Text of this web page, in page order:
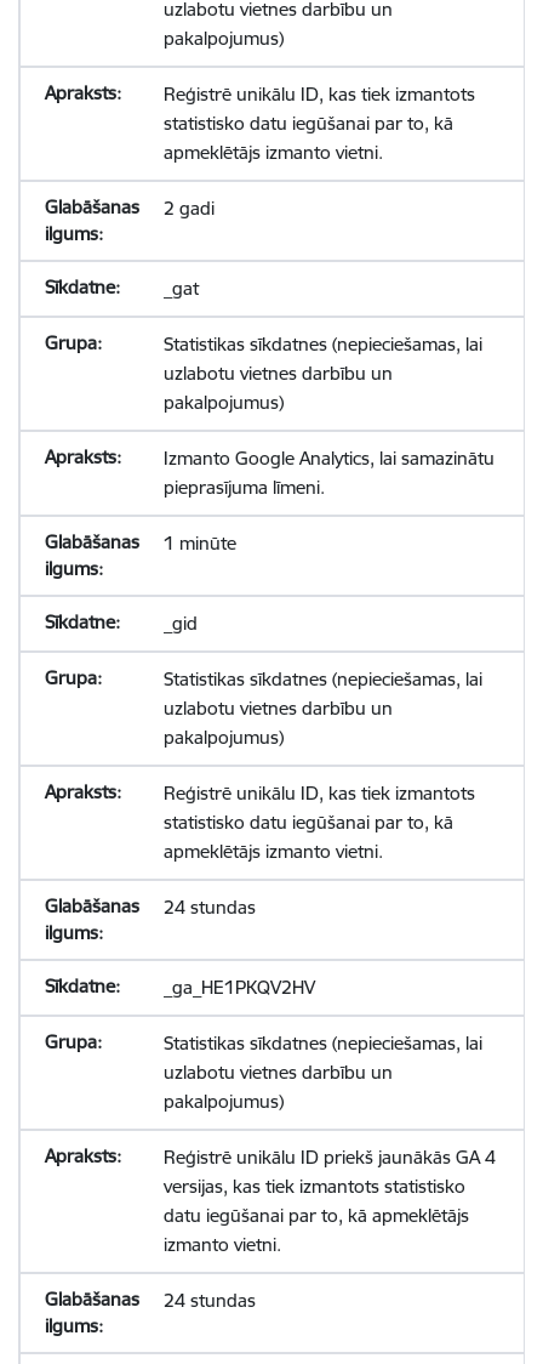
uzlabotu vietnes darbību un
pakalpojumus)
Reģistrē unikālu ID, kas tiek izmantots
statistisko datu iegūšanai par to, kā
apmeklētājs izmanto vietni.
2 gadi
_gat
Statistikas sīkdatnes (nepieciešamas, lai
uzlabotu vietnes darbību un
pakalpojumus)
Izmanto Google Analytics, lai samazinātu
pieprasījuma līmeni.
1 minūte
_gid
Statistikas sīkdatnes (nepieciešamas, lai
uzlabotu vietnes darbību un
pakalpojumus)
Reģistrē unikālu ID, kas tiek izmantots
statistisko datu iegūšanai par to, kā
apmeklētājs izmanto vietni.
24 stundas
_ga_HE1PKQV2HV
Statistikas sīkdatnes (nepieciešamas, lai
uzlabotu vietnes darbību un
pakalpojumus)
Reģistrē unikālu ID priekš jaunākās GA 4
versijas, kas tiek izmantots statistisko
datu iegūšanai par to, kā apmeklētājs
izmanto vietni.
24 stundas